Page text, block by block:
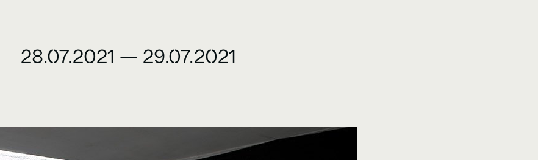
28.07.2021 — 29.07.2021